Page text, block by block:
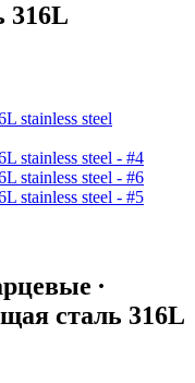
316L
∙
сталь 316L